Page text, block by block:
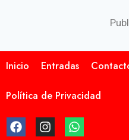
Inicio Entradas
Política de Privacidad